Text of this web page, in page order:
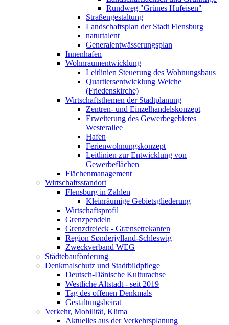
Rundweg "Grünes Hufeisen"
Straßengestaltung
Landschaftsplan der Stadt Flensburg
naturtalent
Generalentwässerungsplan
Innenhafen
Wohnraumentwicklung
Leitlinien Steuerung des Wohnungsbaus
Quartiersentwicklung Weiche
(Friedenskirche)
Wirtschaftsthemen der Stadtplanung
Zentren- und Einzelhandelskonzept
Erweiterung des Gewerbegebietes
Westerallee
Hafen
Ferienwohnungskonzept
Leitlinien zur Entwicklung von
Gewerbeflächen
Flächenmanagement
Wirtschaftsstandort
Flensburg in Zahlen
Kleinräumige Gebietsgliederung
Wirtschaftsprofil
Grenzpendeln
Grenzdreieck - Grænsetrekanten
Region Sønderjylland-Schleswig
Zweckverband WEG
Städtebauförderung
Denkmalschutz und Stadtbildpflege
Deutsch-Dänische Kulturachse
Westliche Altstadt - seit 2019
Tag des offenen Denkmals
Gestaltungsbeirat
Verkehr, Mobilität, Klima
Aktuelles aus der Verkehrsplanung